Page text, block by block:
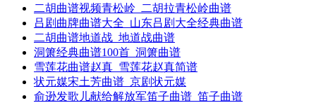
二胡曲谱视频青松岭_二胡拉青松岭曲谱
吕剧曲牌曲谱大全_山东吕剧大全经典曲谱
二胡曲谱地道战_地道战曲谱
洞箫经典曲谱100首_洞箫曲谱
雪莲花曲谱赵真_雪莲花赵真简谱
状元媒宋土芳曲谱_京剧状元媒
俞逊发歌儿献给解放军笛子曲谱_笛子曲谱